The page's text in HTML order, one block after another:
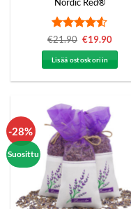
Nordic Red®
Arvostelu
tuotteesta:
4.5/ 5
€21.90 Alkuperäinen
oli:
€21.90.
€19.90
on:
Lisää ostoskoriin
-28%
Suosittu